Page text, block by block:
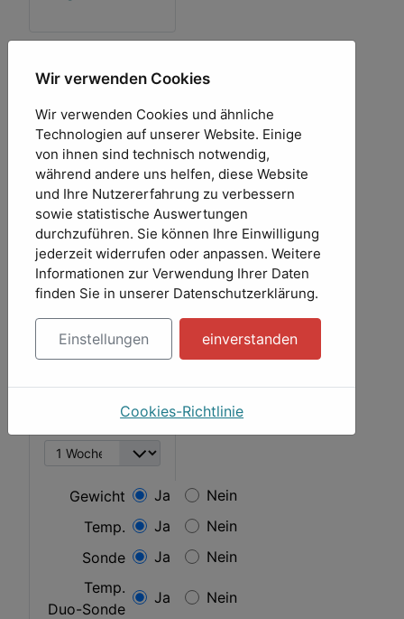
Wir verwenden Cookies
Wir verwenden Cookies und ähnliche
Technologien auf unserer Website. Einige
von ihnen sind technisch notwendig,
während andere uns helfen, diese Website
und Ihre Nutzererfahrung zu verbessern
sowie statistische Auswertungen
durchzuführen. Sie können Ihre Einwilligung
jederzeit widerrufen oder anpassen. Weitere
Informationen zur Verwendung Ihrer Daten
finden Sie in unserer Datenschutzerklärung.
Einstellungen einverstanden
Cookies-Richtlinie
Freigaben
Hugo 1
(Honigdieb)
Hugo 2
(Honigdieb)
Hugo 3
(Honigdieb)
Hugo 4
(Honigdieb)
Hugo 5
Version 2.4
(evelyn)
Gewicht Ja
Nein
Temp.
Ja
Nein
Sonde
Ja
Nein
Temp.
Duo-Sonde
Ja Nein